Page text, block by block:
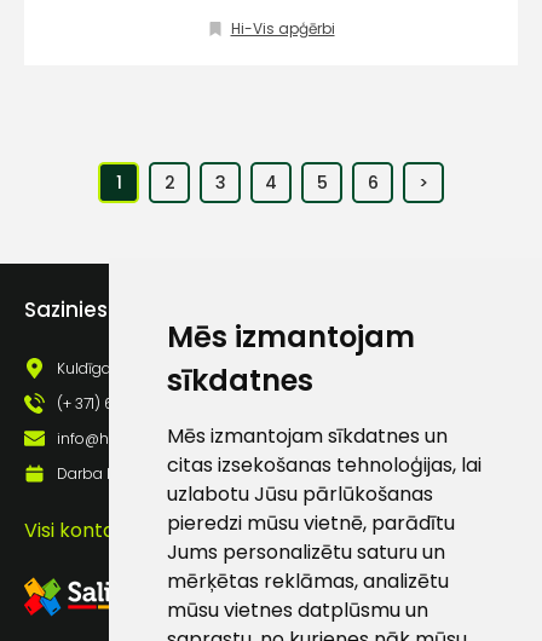
Mēs izmantojam
sīkdatnes
Mēs izmantojam sīkdatnes un
citas izsekošanas tehnoloģijas, lai
uzlabotu Jūsu pārlūkošanas
pieredzi mūsu vietnē, parādītu
Jums personalizētu saturu un
mērķētas reklāmas, analizētu
mūsu vietnes datplūsmu un
Hi-Vis apģērbi
1 2 3 4 5 6 >
Sazinies ar mums
Kuldīgas iela 69a, Saldus, Saldus nov., LV - 3801
(+ 371) 63 881 186
info@hards.lv
Darba laiks: Darbadienās: 8:00 - 17:00
Visi kontakti